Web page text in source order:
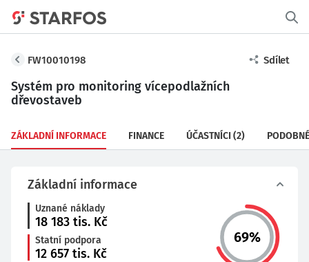
FW10010198 Sdílet
Systém pro monitoring vícepodlažních
dřevostaveb
ZÁKLADNÍ INFORMACE FINANCE ÚČASTNÍCI (2)
Základní informace
Uznané náklady
18 183 tis. Kč
Statní podpora
12 657 tis. Kč
69%